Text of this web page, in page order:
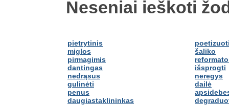
Neseniai ieškoti
pietrytinis
miglos
pirmagimis
dantingas
nedrąsus
gulinėti
penus
daugiastaklininkas
šaliko
išsprogti
neregys
dailė